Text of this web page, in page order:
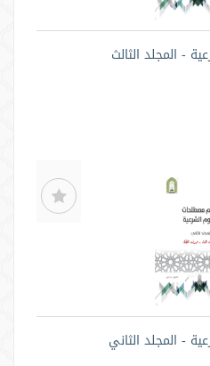
- المجلد الثالث
- المجلد الثاني